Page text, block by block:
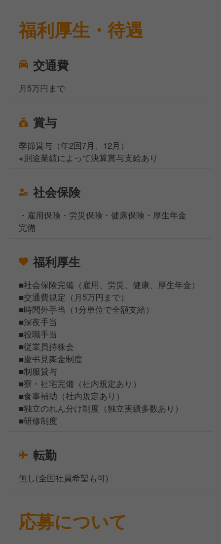
福利厚生・待遇
交通費
月5万円まで
賞与
季節賞与（年2回7月、12月）
※別途業績によって決算賞与支給あり
社会保険
・雇用保険・労災保険・健康保険・厚生年金
完備
福利厚生
■社会保険完備（雇用、労災、健康、厚生年金）
■交通費規定（月5万円まで）
■時間外手当（1分単位で全額支給）
■深夜手当
■役職手当
■従業員持株会
■慶弔見舞金制度
■制服貸与
■寮・社宅完備（社内規定あり）
■食事補助（社内規定あり）
■独立のれん分け制度（独立実績多数あり）
■研修制度
転勤
無し(全国社員希望も可)
応募について